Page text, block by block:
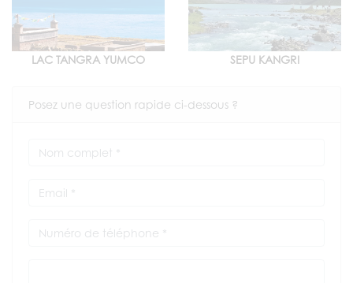
LAC TANGRA YUMCO SEPU KANGRI
Posez une question rapide ci-dessous ?